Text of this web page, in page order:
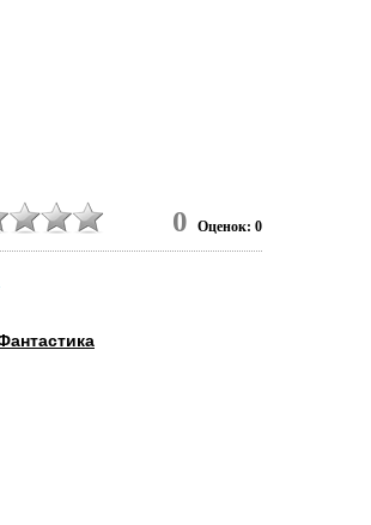
0 Оценок: 0